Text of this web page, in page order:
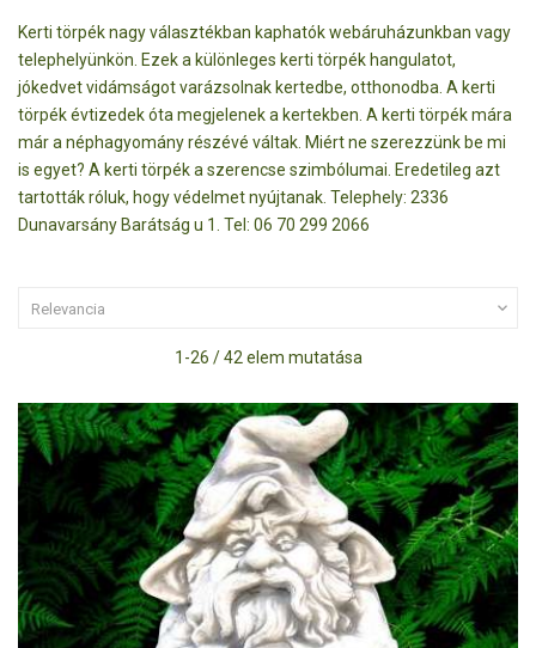
Kerti törpék nagy választékban kaphatók webáruházunkban vagy
telephelyünkön. Ezek a különleges kerti törpék hangulatot,
jókedvet vidámságot varázsolnak kertedbe, otthonodba. A kerti
törpék évtizedek óta megjelenek a kertekben. A kerti törpék mára
már a néphagyomány részévé váltak. Miért ne szerezzünk be mi
is egyet? A kerti törpék a szerencse szimbólumai. Eredetileg azt
tartották róluk, hogy védelmet nyújtanak. Telephely: 2336
Dunavarsány Barátság u 1. Tel: 06 70 299 2066
Relevancia 
1-26 / 42 elem mutatása